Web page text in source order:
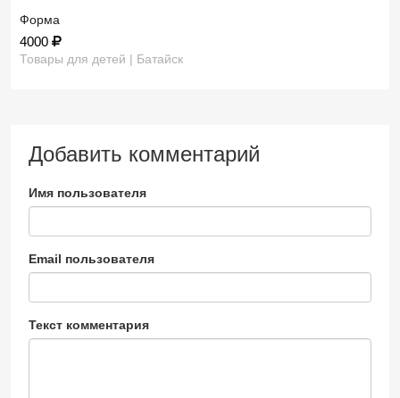
Форма
4000
Товары для детей | Батайск
Добавить комментарий
Имя пользователя
Email пользователя
Текст комментария